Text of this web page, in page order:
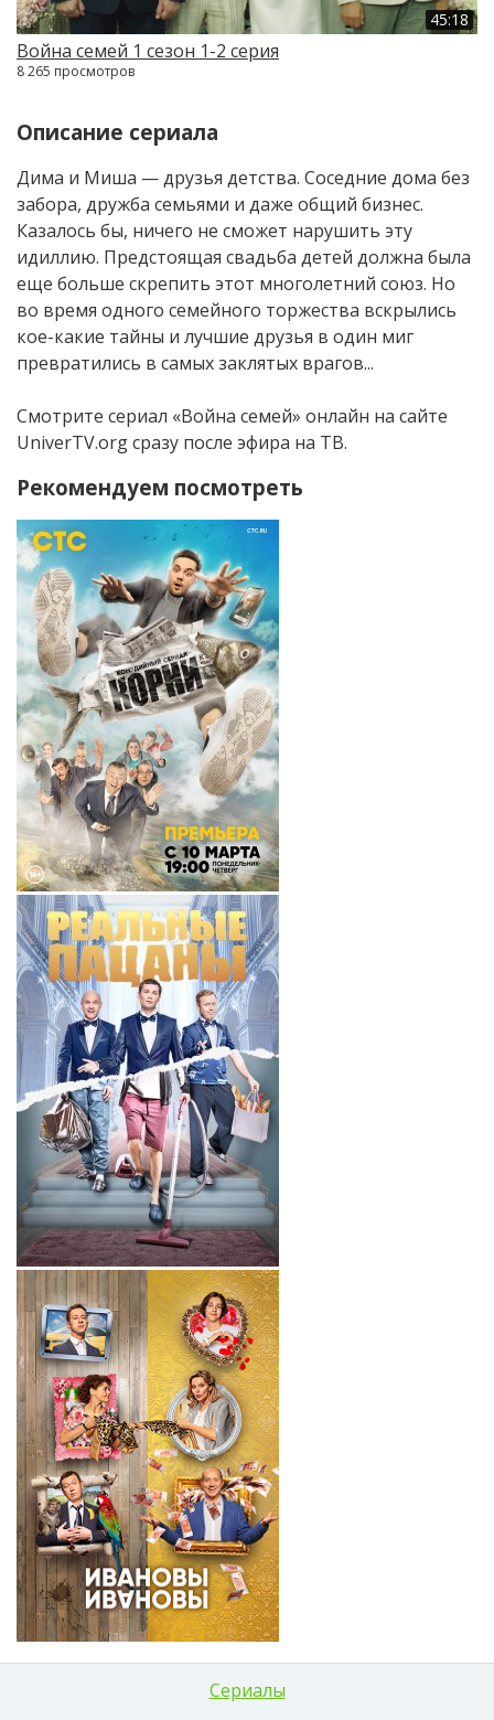
45:18
Война семей 1 сезон 1-2 серия
8 265 просмотров
Описание сериала
Дима и Миша — друзья детства. Соседние дома без
забора, дружба семьями и даже общий бизнес.
Казалось бы, ничего не сможет нарушить эту
идиллию. Предстоящая свадьба детей должна была
еще больше скрепить этот многолетний союз. Но
во время одного семейного торжества вскрылись
кое-какие тайны и лучшие друзья в один миг
превратились в самых заклятых врагов...
Смотрите сериал «Война семей» онлайн на сайте
UniverTV.org сразу после эфира на ТВ.
Рекомендуем посмотреть
Сериалы